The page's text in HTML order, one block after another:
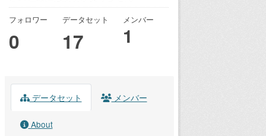
フォロワー
0
データセット
17
メンバー
1
データセット メンバー
About